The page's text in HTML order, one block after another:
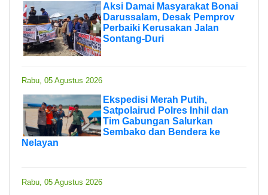
Aksi Damai Masyarakat Bonai
Darussalam, Desak Pemprov
Perbaiki Kerusakan Jalan
Sontang-Duri
Rabu, 05 Agustus 2026
Ekspedisi Merah Putih,
Satpolairud Polres Inhil dan
Tim Gabungan Salurkan
Sembako dan Bendera ke
Nelayan
Rabu, 05 Agustus 2026